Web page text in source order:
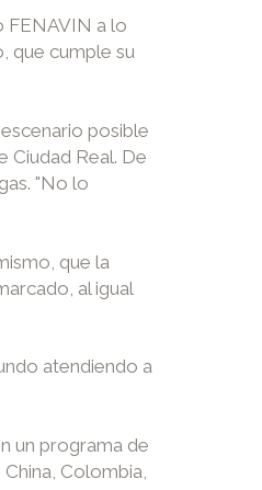
FENAVIN a lo
que cumple su
posible
Ciudad Real. De
"No lo
que la
al igual
atendiendo a
un programa de
Colombia,